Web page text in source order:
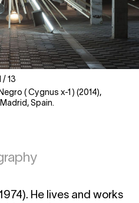
/ 13
/ 13
( Cygnus x-1 ) (2014),
Spain.
He lives and works